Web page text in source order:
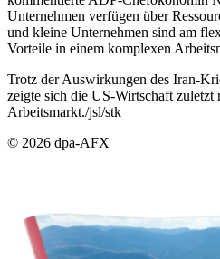
Unternehmen verfügen über
und kleine Unternehmen sind am
Vorteile in einem komplexen
Trotz der Auswirkungen des Iran-
zeigte sich die US-Wirtschaft
Arbeitsmarkt./jsl/stk
© 2026 dpa-AFX